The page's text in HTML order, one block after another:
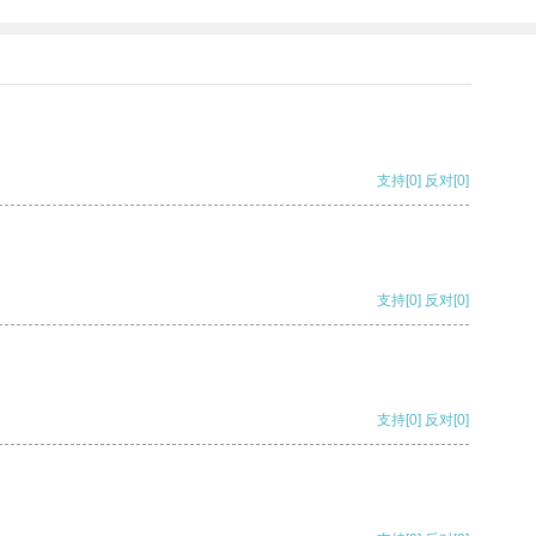
支持[0] 反对[0]
支持[0] 反对[0]
支持[0] 反对[0]